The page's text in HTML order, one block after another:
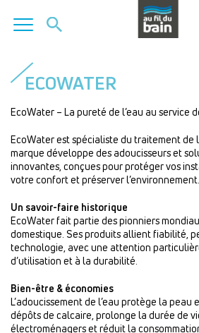
contenu
principal
ECOWATER
EcoWater – La pureté de l’eau au service
EcoWater est spécialiste du traitement de
marque développe des adoucisseurs et
innovantes, conçues pour protéger vos
votre confort et préserver l’environnement.
Un savoir-faire historique
EcoWater fait partie des pionniers
domestique. Ses produits allient fiabilité,
technologie, avec une attention
d’utilisation et à la durabilité.
Bien-être & économies
L’adoucissement de l’eau protège la peau
dépôts de calcaire, prolonge la durée de
électroménagers et réduit la